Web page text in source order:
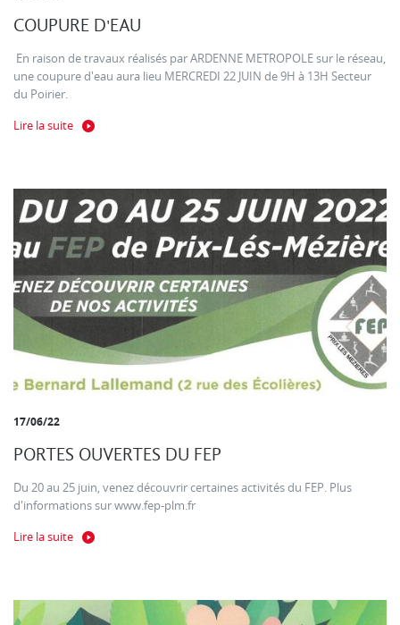
COUPURE D'EAU
En raison de travaux réalisés par ARDENNE METROPOLE sur le réseau,
une coupure d'eau aura lieu MERCREDI 22 JUIN de 9H à 13H Secteur
du Poirier.
Lire la suite
17/06/22
PORTES OUVERTES DU FEP
Du 20 au 25 juin, venez découvrir certaines activités du FEP. Plus
d'informations sur www.fep-plm.fr
Lire la suite